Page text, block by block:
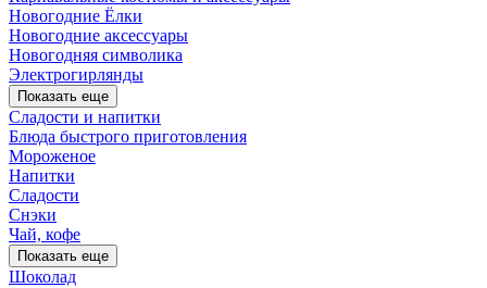
Новогодние Ёлки
Новогодние аксессуары
Новогодняя символика
Электрогирлянды
Показать еще
Сладости и напитки
Блюда быстрого приготовления
Мороженое
Напитки
Сладости
Снэки
Чай, кофе
Показать еще
Шоколад